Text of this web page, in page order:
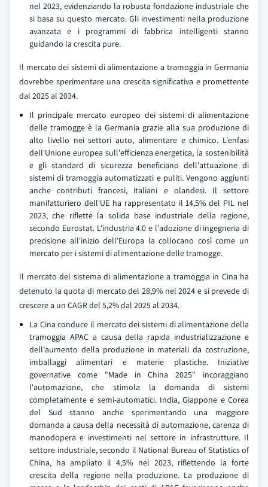
nel 2023, evidenziando la robusta fondazione industriale che
si basa su questo mercato. Gli investimenti nella produzione
avanzata e i programmi di fabbrica intelligenti stanno
guidando la crescita pure.
Il mercato dei sistemi di alimentazione a tramoggia in Germania
dovrebbe sperimentare una crescita significativa e promettente
dal 2025 al 2034.
Il principale mercato europeo dei sistemi di alimentazione
delle tramogge è la Germania grazie alla sua produzione di
alto livello nei settori auto, alimentare e chimico. L'enfasi
dell'Unione europea sull'efficienza energetica, la sostenibilità
e gli standard di sicurezza beneficiano dell'attuazione di
sistemi di tramoggia automatizzati e puliti. Vengono aggiunti
anche contributi francesi, italiani e olandesi. Il settore
manifatturiero dell'UE ha rappresentato il 14,5% del PIL nel
2023, che riflette la solida base industriale della regione,
secondo Eurostat. L'industria 4.0 e l'adozione di ingegneria di
precisione all'inizio dell'Europa la collocano così come un
mercato per i sistemi di alimentazione delle tramogge.
Il mercato del sistema di alimentazione a tramoggia in Cina ha
detenuto la quota di mercato del 28,9% nel 2024 e si prevede di
crescere a un CAGR del 5,2% dal 2025 al 2034.
La Cina conduce il mercato dei sistemi di alimentazione della
tramoggia APAC a causa della rapida industrializzazione e
dell'aumento della produzione in materiali da costruzione,
imballaggi alimentari e materie plastiche. Iniziative
governative come "Made in China 2025" incoraggiano
l'automazione, che stimola la domanda di sistemi
completamente e semi-automatici. India, Giappone e Corea
del Sud stanno anche sperimentando una maggiore
domanda a causa della necessità di automazione, carenza di
manodopera e investimenti nel settore in infrastrutture. Il
settore industriale, secondo il National Bureau of Statistics of
China, ha ampliato il 4,5% nel 2023, riflettendo la forte
crescita della regione nella produzione. La produzione di